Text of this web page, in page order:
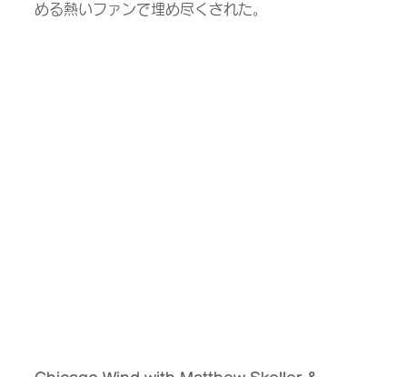
める熱いファンで埋め尽くされた。